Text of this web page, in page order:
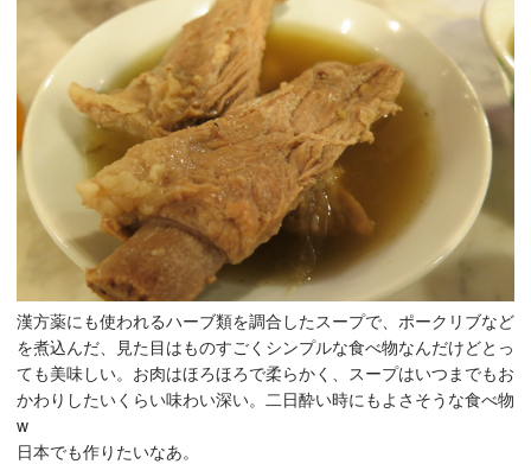
漢方薬にも使われるハーブ類を調合したスープで、ポークリブなど
を煮込んだ、見た目はものすごくシンプルな食べ物なんだけどとっ
ても美味しい。お肉はほろほろで柔らかく、スープはいつまでもお
かわりしたいくらい味わい深い。二日酔い時にもよさそうな食べ物
w
日本でも作りたいなあ。